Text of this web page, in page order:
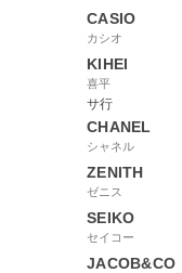
CASIO
カシオ
KIHEI
喜平
サ行
CHANEL
シャネル
ZENITH
ゼニス
SEIKO
セイコー
JACOB&CO